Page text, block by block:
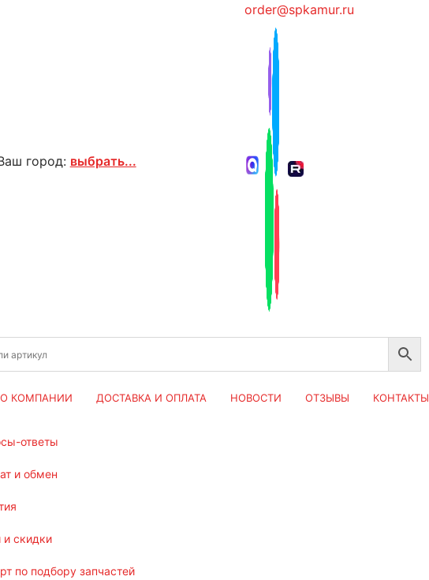
город: выбрать...
order@spkamur.ru
О КОМПАНИИ ДОСТАВКА И ОПЛАТА НОВОСТИ ОТЗЫВЫ
КОНТАКТЫ
ответы
и обмен
и скидки
по подбору запчастей